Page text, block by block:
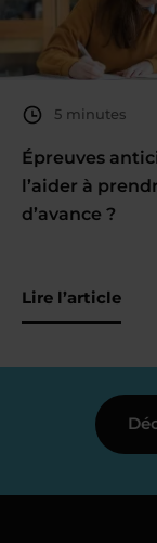
5 minutes
Épreuves
l’aider à
d’avance ?
Lire l’article